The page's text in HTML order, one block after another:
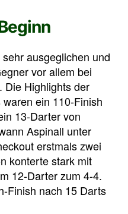
ausgeglichen und
vor allem bei
Die Highlights der
ein 110-Finish
13-Darter von
Aspinall unter
erstmals zwei
konterte stark mit
12-Darter zum 4-4.
Finish nach 15 Darts